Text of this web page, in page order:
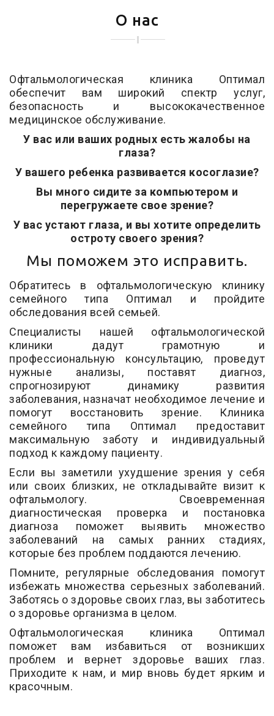
О нас
Офтальмологическая клиника Оптимал
обеспечит вам широкий спектр услуг,
безопасность и высококачественное
медицинское обслуживание.
У вас или ваших родных есть жалобы на
глаза?
У вашего ребенка развивается косоглазие?
Вы много сидите за компьютером и
перегружаете свое зрение?
У вас устают глаза, и вы хотите определить
остроту своего зрения?
Мы поможем это исправить.
Обратитесь в офтальмологическую клинику
семейного типа Оптимал и пройдите
обследования всей семьей.
Специалисты нашей офтальмологической
клиники дадут грамотную и
профессиональную консультацию, проведут
нужные анализы, поставят диагноз,
спрогнозируют динамику развития
заболевания, назначат необходимое лечение и
помогут восстановить зрение. Клиника
семейного типа Оптимал предоставит
максимальную заботу и индивидуальный
подход к каждому пациенту.
Если вы заметили ухудшение зрения у себя
или своих близких, не откладывайте визит к
офтальмологу. Своевременная
диагностическая проверка и постановка
диагноза поможет выявить множество
заболеваний на самых ранних стадиях,
которые без проблем поддаются лечению.
Помните, регулярные обследования помогут
избежать множества серьезных заболеваний.
Заботясь о здоровье своих глаз, вы заботитесь
о здоровье организма в целом.
Офтальмологическая клиника Оптимал
поможет вам избавиться от возникших
проблем и вернет здоровье ваших глаз.
Приходите к нам, и мир вновь будет ярким и
красочным.